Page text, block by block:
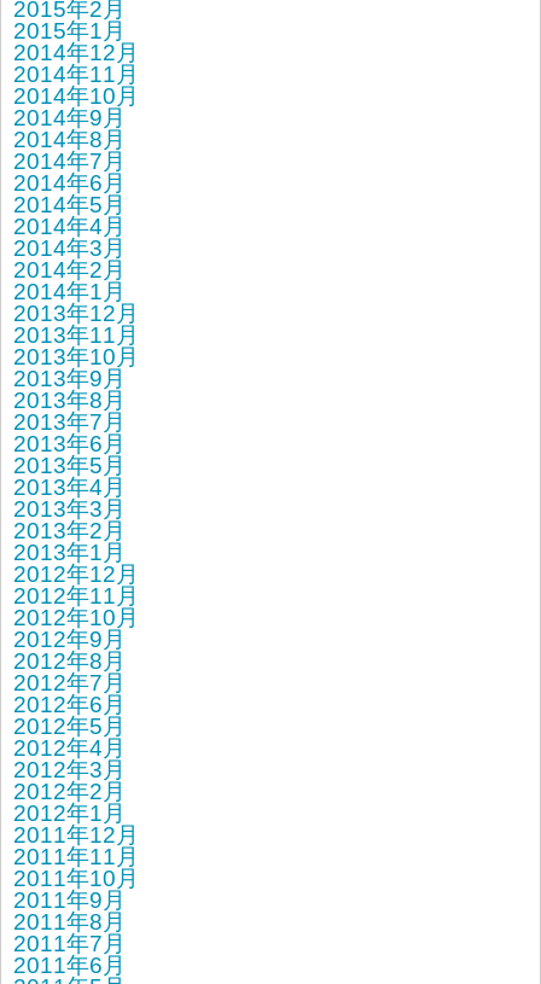
2015年2月
2015年1月
2014年12月
2014年11月
2014年10月
2014年9月
2014年8月
2014年7月
2014年6月
2014年5月
2014年4月
2014年3月
2014年2月
2014年1月
2013年12月
2013年11月
2013年10月
2013年9月
2013年8月
2013年7月
2013年6月
2013年5月
2013年4月
2013年3月
2013年2月
2013年1月
2012年12月
2012年11月
2012年10月
2012年9月
2012年8月
2012年7月
2012年6月
2012年5月
2012年4月
2012年3月
2012年2月
2012年1月
2011年12月
2011年11月
2011年10月
2011年9月
2011年8月
2011年7月
2011年6月